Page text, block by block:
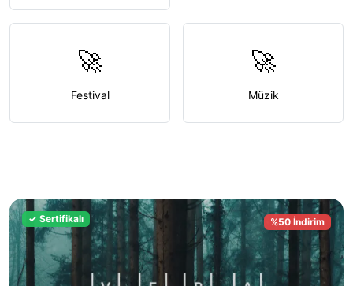
🚀
Festival
🚀
Müzik
✓ Sertifikalı %50 İndirim